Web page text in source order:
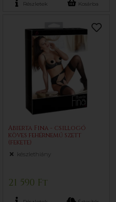
Részletek Kosárba
Abierta Fina - csillogó
köves fehérnemű szett
(fekete)
készlethiány
21 590 Ft